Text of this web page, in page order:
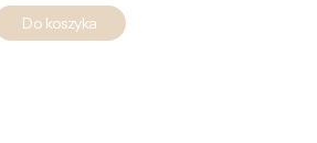
Do koszyka